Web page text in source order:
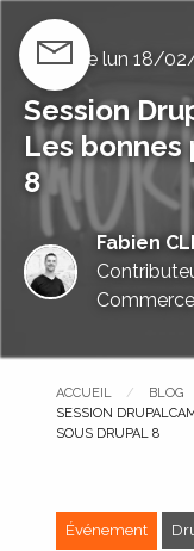
main
content
CONTACT US
Publié le lun 18/
Session
Les bonnes
8
Fabien
Commerce
ACCUEIL
BLOG
PAGE COURANTE :
SESSION
SOUS DRUPAL 8
Événement